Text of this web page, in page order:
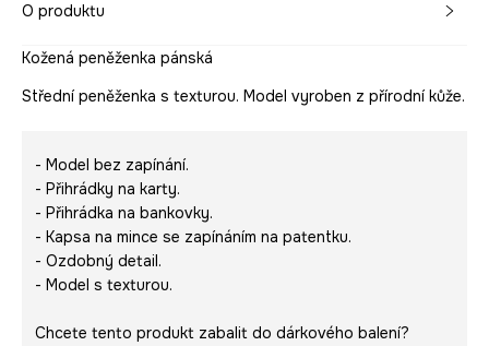
O produktu
Kožená peněženka pánská
Střední peněženka s texturou. Model vyroben z přírodní kůže.
- Model bez zapínání.
- Přihrádky na karty.
- Přihrádka na bankovky.
- Kapsa na mince se zapínáním na patentku.
- Ozdobný detail.
- Model s texturou.
Chcete tento produkt zabalit do dárkového balení?